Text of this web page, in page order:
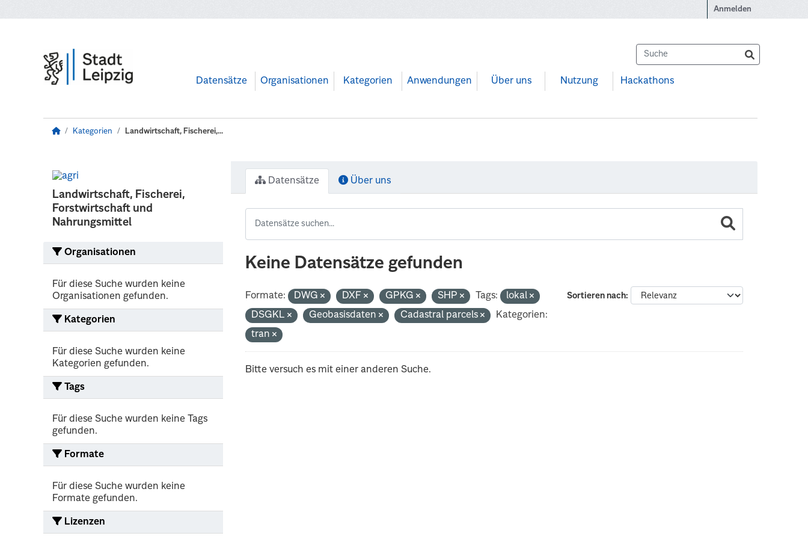
Anmelden
Datensätze Organisationen Kategorien Anwendungen Über uns Nutzung Hackathons
Kategorien Landwirtschaft, Fischerei,...
Landwirtschaft, Fischerei,
Forstwirtschaft und
Nahrungsmittel
Organisationen
Für diese Suche wurden keine
Organisationen gefunden.
Kategorien
Für diese Suche wurden keine
Kategorien gefunden.
Tags
Für diese Suche wurden keine Tags
gefunden.
Formate
Für diese Suche wurden keine
Formate gefunden.
Lizenzen
Datensätze Über uns
Keine Datensätze gefunden
Sortieren nach
Formate: DWG DXF GPKG SHP Tags:
lokal
DSGKL
Geobasisdaten Cadastral parcels
Kategorien:
tran
Bitte versuch es mit einer anderen Suche.